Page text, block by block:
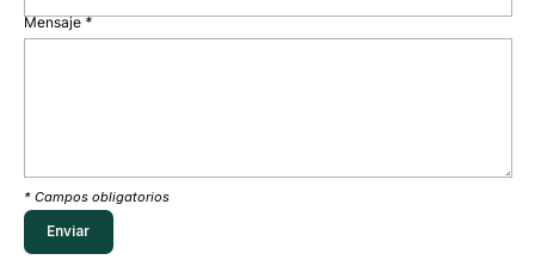
Mensaje*
* Campos obligatorios